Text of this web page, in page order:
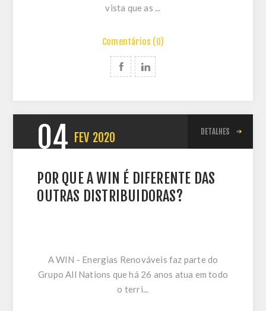
vista que as ...
Comentários (0)
04 FEV 2020 DETALHES
POR QUE A WIN É DIFERENTE DAS
OUTRAS DISTRIBUIDORAS?
A WIN - Energias Renováveis faz parte do
Grupo All Nations que há 26 anos atua em todo
o terri...